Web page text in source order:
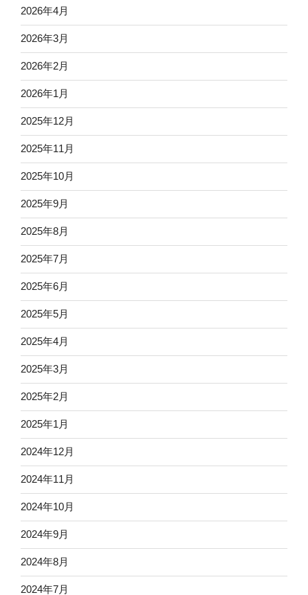
2026年4月
2026年3月
2026年2月
2026年1月
2025年12月
2025年11月
2025年10月
2025年9月
2025年8月
2025年7月
2025年6月
2025年5月
2025年4月
2025年3月
2025年2月
2025年1月
2024年12月
2024年11月
2024年10月
2024年9月
2024年8月
2024年7月